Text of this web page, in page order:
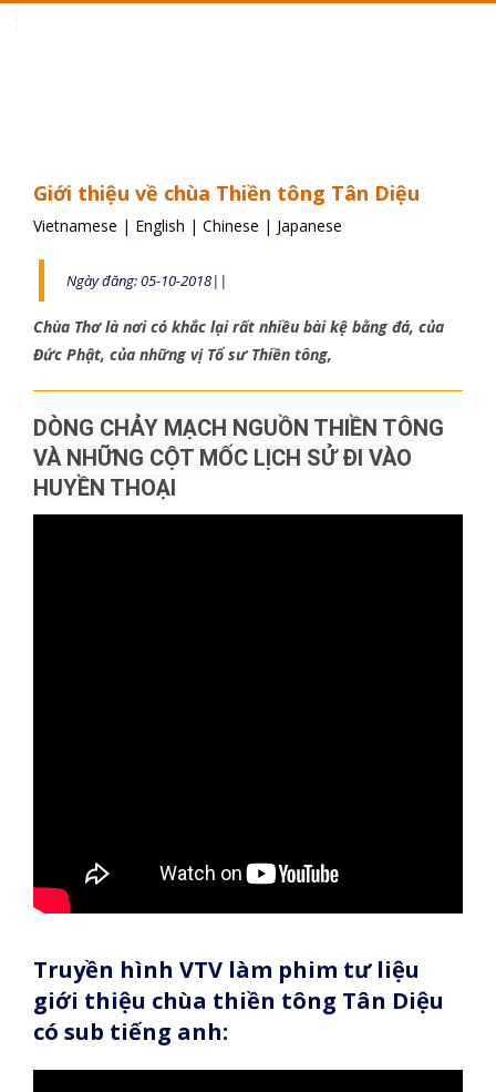
Giới thiệu về chùa Thiền tông Tân Diệu
Vietnamese | English | Chinese | Japanese
Ngày đăng: 05-10-2018||
Chùa Thơ là nơi có khắc lại rất nhiều bài kệ bằng đá, của
Đức Phật, của những vị Tổ sư Thiền tông,
DÒNG CHẢY MẠCH NGUỒN THIỀN TÔNG
VÀ NHỮNG CỘT MỐC LỊCH SỬ ĐI VÀO
HUYỀN THOẠI
Truyền hình VTV làm phim tư liệu
giới thiệu chùa thiền tông Tân Diệu
có sub tiếng anh: